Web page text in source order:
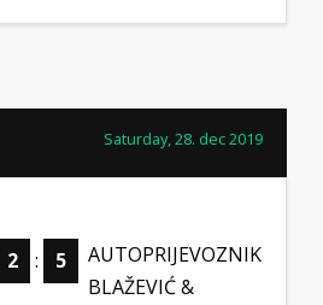
Saturday, 28. dec 2019
2 : 5
AUTOPRIJEVOZNIK
BLAŽEVIĆ &